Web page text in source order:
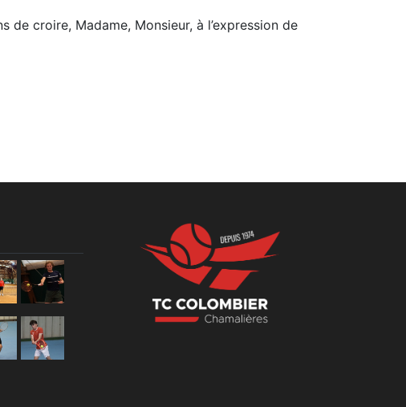
de croire, Madame, Monsieur, à l’expression de